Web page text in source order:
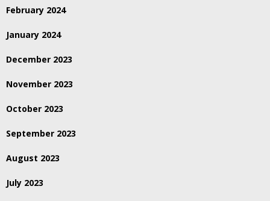
February 2024
January 2024
December 2023
November 2023
October 2023
September 2023
August 2023
July 2023